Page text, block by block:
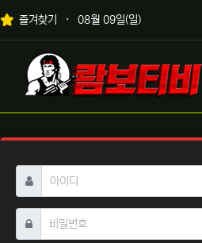
상단 네비
즐겨찾기 08월 09일(일)
메인 메뉴
로고
아이디 필수
비밀번호필수